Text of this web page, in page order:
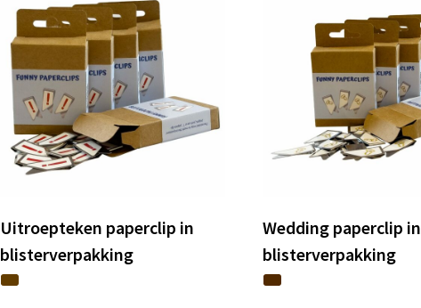
Uitroepteken paperclip in
blisterverpakking
Wedding paperclip in
blisterverpakking